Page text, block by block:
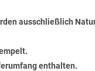
ausschließlich
enthalten.